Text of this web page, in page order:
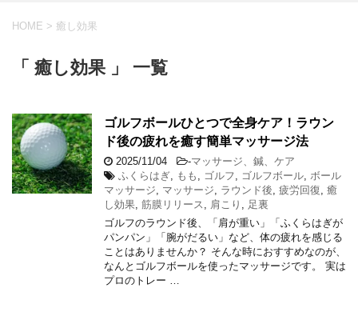
HOME > 癒し効果
「 癒し効果 」 一覧
ゴルフボールひとつで全身ケア！ラウン
ド後の疲れを癒す簡単マッサージ法
2025/11/04 -マッサージ、鍼、ケア
ふくらはぎ
もも ゴルフ ゴルフボール ボール
マッサージ
マッサージ ラウンド後 疲労回復 癒
し効果 筋膜リリース 肩こり
足裏
ゴルフのラウンド後、「肩が重い」「ふくらはぎが
パンパン」「腕がだるい」など、体の疲れを感じる
ことはありませんか？ そんな時におすすめなのが、
なんとゴルフボールを使ったマッサージです。 実は
プロのトレー …